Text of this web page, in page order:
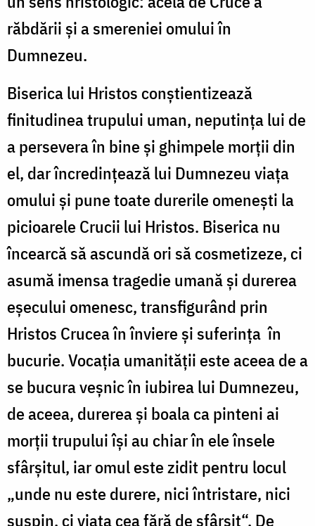
răbdării şi a smereniei omului în
Dumnezeu.
Biserica lui Hristos conştientizează
finitudinea trupului uman, neputinţa lui de
a persevera în bine şi ghimpele morţii din
el, dar încredinţează lui Dumnezeu viaţa
omului şi pune toate durerile omeneşti la
picioarele Crucii lui Hristos. Biserica nu
încearcă să ascundă ori să cosmetizeze, ci
asumă imensa tragedie umană şi durerea
eşecului omenesc, transfigurând prin
Hristos Crucea în înviere şi suferinţa în
bucurie. Vocaţia umanităţii este aceea de a
se bucura veşnic în iubirea lui Dumnezeu,
de aceea, durerea şi boala ca pinteni ai
morţii trupului îşi au chiar în ele însele
sfârşitul, iar omul este zidit pentru locul
„unde nu este durere, nici întristare, nici
suspin, ci viaţa cea fără de sfârşit“. De